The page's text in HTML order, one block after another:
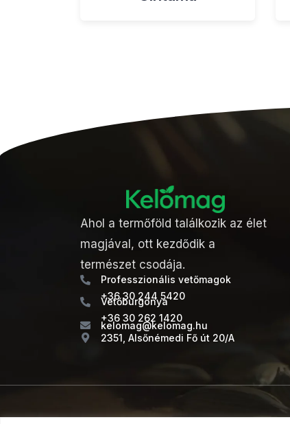
Ahol a termőföld találkozik az élet
magjával, ott kezdődik a
természet csodája.
Professzionális vetőmagok
+36 30 244 5420
Vetőburgonya
+36 30 262 1420
kelomag@kelomag.hu
2351, Alsőnémedi Fő út 20/A